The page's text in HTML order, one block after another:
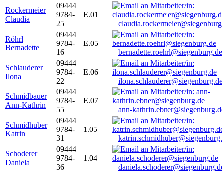
Rockermeier
Claudia
09444
9784-
25
E.01
Röhrl
Bernadette
09444
9784-
16
E.05
bernadette.roehrl@siegenburg.de
Schlauderer
Ilona
09444
9784-
22
E.06
ilona.schlauderer@siegenburg.de
Schmidbauer
Ann-Kathrin
09444
9784-
55
E.07
ann-
Schmidhuber
Katrin
09444
9784-
31
1.05
Schoderer
Daniela
09444
9784-
36
1.04